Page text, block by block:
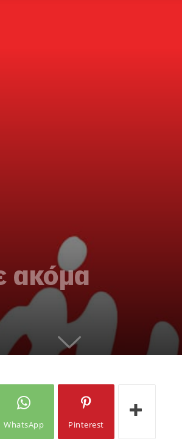
ακόμα
WhatsApp Pinterest